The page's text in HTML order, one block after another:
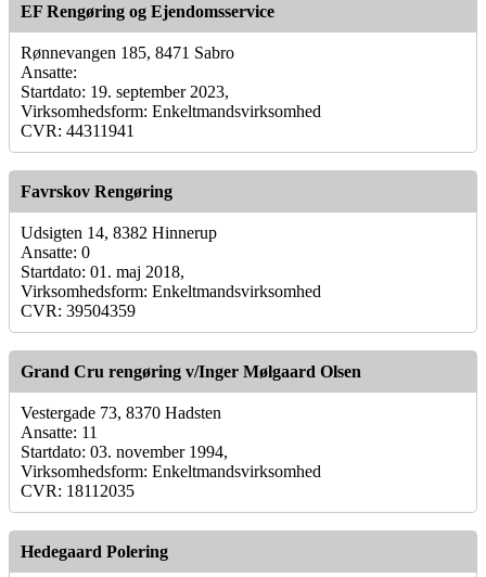
EF Rengøring og Ejendomsservice
Rønnevangen 185, 8471 Sabro
Ansatte:
Startdato: 19. september 2023,
Virksomhedsform: Enkeltmandsvirksomhed
CVR: 44311941
Favrskov Rengøring
Udsigten 14, 8382 Hinnerup
Ansatte: 0
Startdato: 01. maj 2018,
Virksomhedsform: Enkeltmandsvirksomhed
CVR: 39504359
Grand Cru rengøring v/Inger Mølgaard Olsen
Vestergade 73, 8370 Hadsten
Ansatte: 11
Startdato: 03. november 1994,
Virksomhedsform: Enkeltmandsvirksomhed
CVR: 18112035
Hedegaard Polering